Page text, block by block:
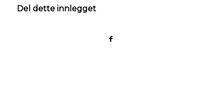
Del dette innlegget